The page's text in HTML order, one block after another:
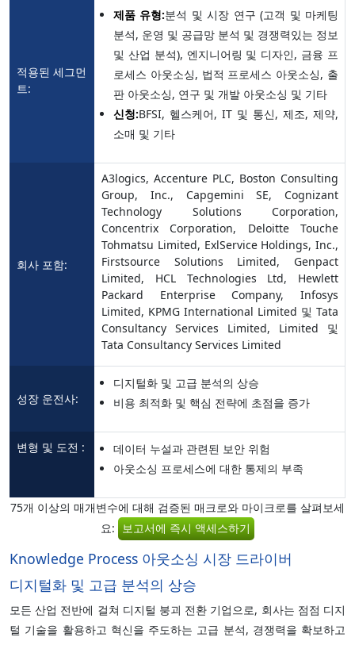
적용된 세그먼
트:
제품 유형:분석 및 시장 연구 (고객 및 마케팅
분석, 운영 및 공급망 분석 및 경쟁력있는 정보
및 산업 분석), 엔지니어링 및 디자인, 금융 프
로세스 아웃소싱, 법적 프로세스 아웃소싱, 출
판 아웃소싱, 연구 및 개발 아웃소싱 및 기타
신청:BFSI, 헬스케어, IT 및 통신, 제조, 제약,
소매 및 기타
회사 포함:
A3logics, Accenture PLC, Boston Consulting
Group, Inc., Capgemini SE, Cognizant
Technology Solutions Corporation,
Concentrix Corporation, Deloitte Touche
Tohmatsu Limited, ExlService Holdings, Inc.,
Firstsource Solutions Limited, Genpact
Limited, HCL Technologies Ltd, Hewlett
Packard Enterprise Company, Infosys
Limited, KPMG International Limited 및 Tata
Consultancy Services Limited, Limited 및
Tata Consultancy Services Limited
성장 운전사:
디지털화 및 고급 분석의 상승
비용 최적화 및 핵심 전략에 초점을 증가
변형 및 도전 :
데이터 누설과 관련된 보안 위험
아웃소싱 프로세스에 대한 통제의 부족
75개 이상의 매개변수에 대해 검증된 매크로와 마이크로를 살펴보세
요: 보고서에 즉시 액세스하기
Knowledge Process 아웃소싱 시장 드라이버
디지털화 및 고급 분석의 상승
모든 산업 전반에 걸쳐 디지털 붕괴 전환 기업으로, 회사는 점점 디지
털 기술을 활용하고 혁신을 주도하는 고급 분석, 경쟁력을 확보하고